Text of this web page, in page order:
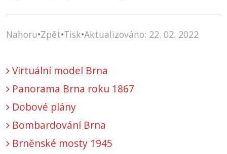
Nahoru•Zpět•Tisk•Aktualizováno: 22. 02. 2022
Virtuální model Brna
Panorama Brna roku 1867
Dobové plány
Bombardování Brna
Brněnské mosty 1945